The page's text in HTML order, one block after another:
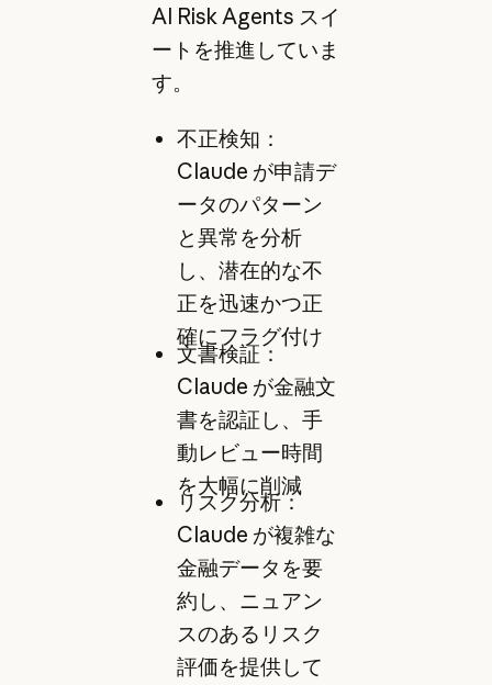
AI Risk Agents スイ
ートを推進していま
す。
不正検知：
Claude が申請デ
ータのパターン
と異常を分析
し、潜在的な不
正を迅速かつ正
確にフラグ付け
文書検証：
Claude が金融文
書を認証し、手
動レビュー時間
を大幅に削減
リスク分析：
Claude が複雑な
金融データを要
約し、ニュアン
スのあるリスク
評価を提供して